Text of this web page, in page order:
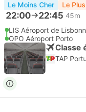
Le Moins Cher Le
22:00 22:45 45m
LIS Aéroport de
OPO Aéroport Porto
Classe
TAP